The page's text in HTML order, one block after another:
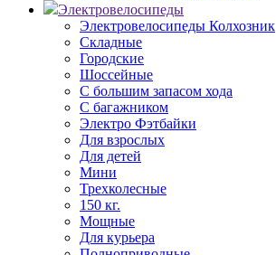
Электровелосипеды
Электровелосипеды Колхозник
Складные
Городские
Шоссейные
С большим запасом хода
С багажником
Электро Фэтбайки
Для взрослых
Для детей
Мини
Трехколесные
150 кг.
Мощные
Для курьера